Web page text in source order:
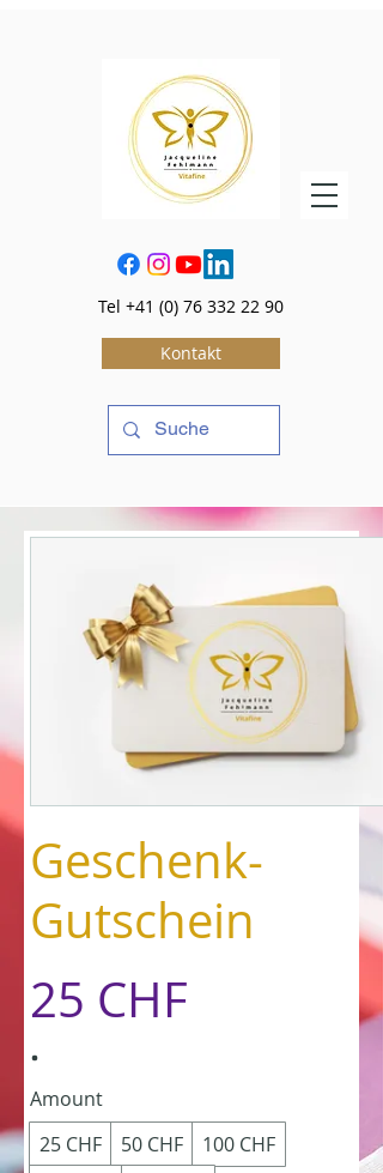
Tel +41 (0) 76 332 22 90
Kontakt
Geschenk-
Gutschein
25 CHF
Amount
25 CHF
50 CHF
100 CHF